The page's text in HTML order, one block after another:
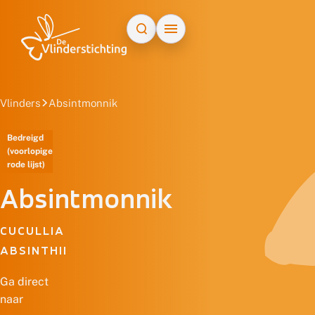
Vlinders Absintmonnik
Bedreigd
(voorlopige
rode lijst)
Absintmonnik
CUCULLIA
ABSINTHII
Ga direct
naar